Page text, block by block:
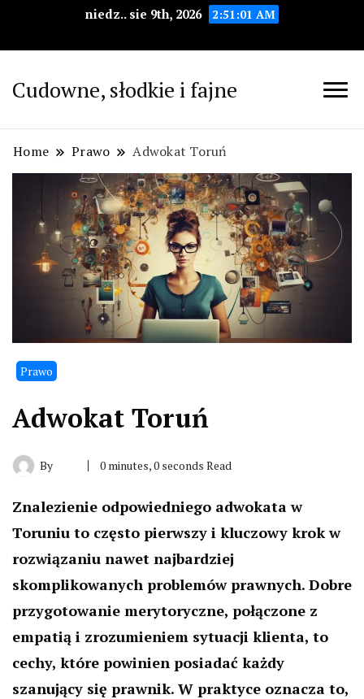
niedz.. sie 9th, 2026 2:51:02 AM
Cudowne, słodkie i fajne
Home Prawo Adwokat Toruń
Prawo
Adwokat Toruń
By 0 minutes, 0 seconds Read
Znalezienie odpowiedniego adwokata w
Toruniu to często pierwszy i kluczowy krok w
rozwiązaniu nawet najbardziej
skomplikowanych problemów prawnych. Dobre
przygotowanie merytoryczne, połączone z
empatią i zrozumieniem sytuacji klienta, to
cechy, które powinien posiadać każdy
szanujący się prawnik. W praktyce oznacza to,